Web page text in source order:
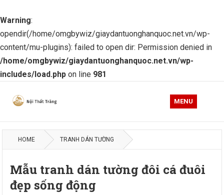
Warning:
opendir(/home/omgbywiz/giaydantuonghanquoc.net.vn/wp-
content/mu-plugins): failed to open dir: Permission denied in
/home/omgbywiz/giaydantuonghanquoc.net.vn/wp-
includes/load.php on line 981
MENU
HOME TRANH DÁN TƯỜNG
Mẫu tranh dán tường đôi cá đuôi
đẹp sống động